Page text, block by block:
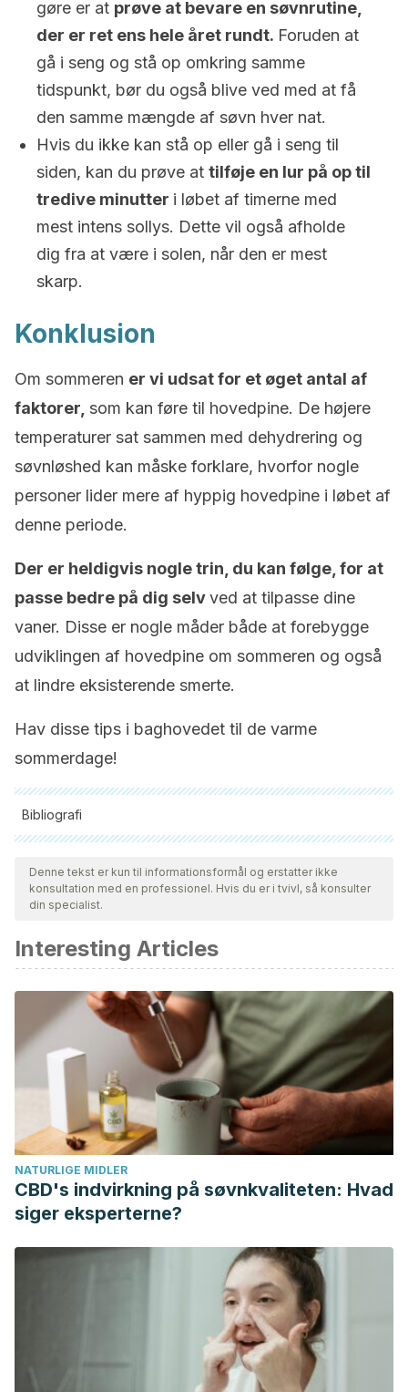
gøre er at prøve at bevare en søvnrutine,
der er ret ens hele året rundt. Foruden at
gå i seng og stå op omkring samme
tidspunkt, bør du også blive ved med at få
den samme mængde af søvn hver nat.
Hvis du ikke kan stå op eller gå i seng til
siden, kan du prøve at tilføje en lur på op til
tredive minutter i løbet af timerne med
mest intens sollys. Dette vil også afholde
dig fra at være i solen, når den er mest
skarp.
Konklusion
Om sommeren er vi udsat for et øget antal af
faktorer, som kan føre til hovedpine. De højere
temperaturer sat sammen med dehydrering og
søvnløshed kan måske forklare, hvorfor nogle
personer lider mere af hyppig hovedpine i løbet af
denne periode.
Der er heldigvis nogle trin, du kan følge, for at
passe bedre på dig selvved at tilpasse dine
vaner. Disse er nogle måder både at forebygge
udviklingen af hovedpine om sommeren og også
at lindre eksisterende smerte.
Hav disse tips i baghovedet til de varme
sommerdage!
Bibliografi
Alle citerede kilder blev grundigt gennemgået af vores team
for at sikre deres kvalitet, pålidelighed, aktualitet og validitet.
Bibliografien i denne artikel blev betragtet som pålidelig og af
Cid, J. María Loreto. Cefaleas, evaluación y manejo inicial.
Revista Médica Clínica Las Condes 25.4 (2014): 651-657.
Auber, Gregory J. Cómo eliminar el calor: tratamiento de los
trastornos causados por el calor. Nursing (Ed. española)
23.6 (2005): 28-30.
Visens, Laura S. Actualización en la prevención y
tratamiento de la migraña. Medicina (Buenos Aires) 74.2
(2014).
Denne tekst er kun til informationsformål og erstatter ikke
konsultation med en professionel. Hvis du er i tvivl, så konsulter
din specialist.
Interesting Articles
NATURLIGE MIDLER
CBD's indvirkning på søvnkvaliteten: Hvad
siger eksperterne?